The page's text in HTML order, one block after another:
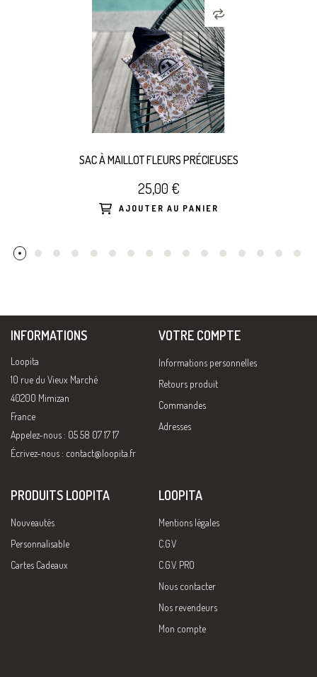
SAC À MAILLOT FLEURS PRÉCIEUSES
25,00 €
AJOUTER AU PANIER
INFORMATIONS
Loopita
10 rue du Vieux Marché
40200 Mimizan
France
Appelez-nous : 05 58 07 17 17
Écrivez-nous : contact@loopita.fr
VOTRE COMPTE
Informations personnelles
Retours produit
Commandes
Adresses
PRODUITS LOOPITA
Nouveautés
Personnalisable
Cartes Cadeaux
LOOPITA
Mentions légales
C.G.V
C.G.V. PRO
Nous contacter
Nos revendeurs
Mon compte